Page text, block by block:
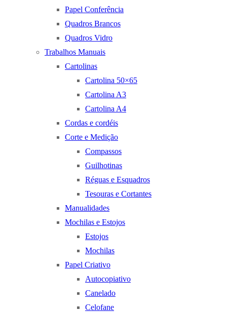
Papel Conferência
Quadros Brancos
Quadros Vidro
Trabalhos Manuais
Cartolinas
Cartolina 50×65
Cartolina A3
Cartolina A4
Cordas e cordéis
Corte e Medição
Compassos
Guilhotinas
Réguas e Esquadros
Tesouras e Cortantes
Manualidades
Mochilas e Estojos
Estojos
Mochilas
Papel Criativo
Autocopiativo
Canelado
Celofane